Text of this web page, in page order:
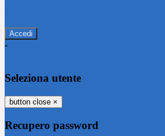
-
Seleziona utente
button close ×
Recupero password